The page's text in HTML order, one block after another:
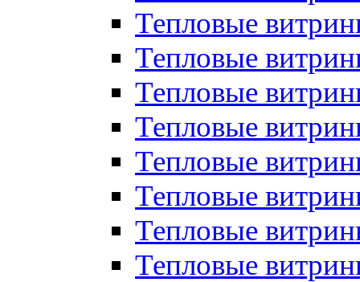
Тепловые
Тепловые
Тепловые
Тепловые
Тепловые
Тепловые
Тепловые
Тепловые